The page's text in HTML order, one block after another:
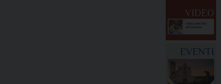
VIDEO
EVENTI